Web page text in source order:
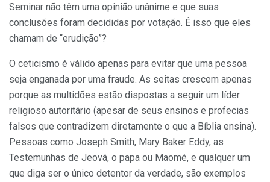
Seminar não têm uma opinião unânime e que suas
conclusões foram decididas por votação. É isso que eles
chamam de “erudição”?
O ceticismo é válido apenas para evitar que uma pessoa
seja enganada por uma fraude. As seitas crescem apenas
porque as multidões estão dispostas a seguir um líder
religioso autoritário (apesar de seus ensinos e profecias
falsos que contradizem diretamente o que a Bíblia ensina).
Pessoas como Joseph Smith, Mary Baker Eddy, as
Testemunhas de Jeová, o papa ou Maomé, e qualquer um
que diga ser o único detentor da verdade, são exemplos